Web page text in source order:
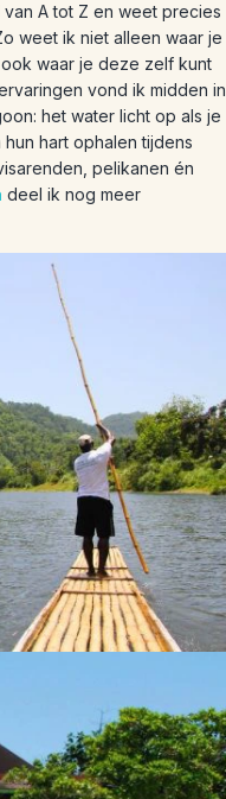
A tot Z en weet precies
weet ik niet alleen waar je
waar je deze zelf kunt
vond ik midden in
het water licht op als je
hart ophalen tijdens
pelikanen én
deel ik nog meer